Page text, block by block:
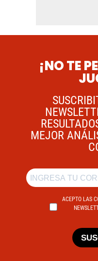
¡NO TE
MEJOR
ACEPTO LAS